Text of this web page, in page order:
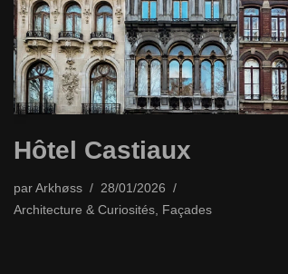
Hôtel Castiaux
parArkhøss
28/01/2026
Architecture & Curiosités Façades